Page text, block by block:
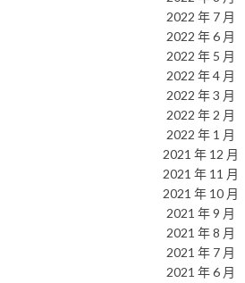
2022 年 7 月
2022 年 6 月
2022 年 5 月
2022 年 4 月
2022 年 3 月
2022 年 2 月
2022 年 1 月
2021 年 12 月
2021 年 11 月
2021 年 10 月
2021 年 9 月
2021 年 8 月
2021 年 7 月
2021 年 6 月